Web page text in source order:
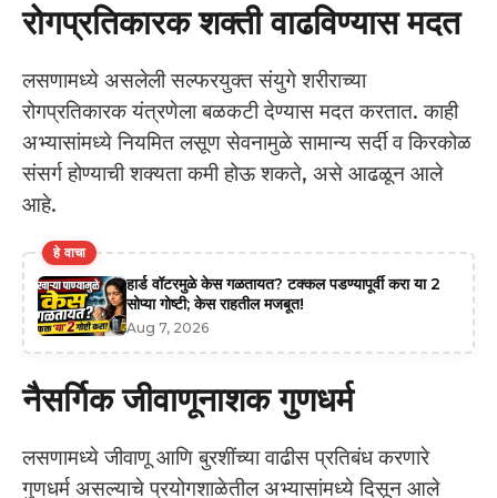
रोगप्रतिकारक शक्ती वाढविण्यास मदत
लसणामध्ये असलेली सल्फरयुक्त संयुगे शरीराच्या
रोगप्रतिकारक यंत्रणेला बळकटी देण्यास मदत करतात. काही
अभ्यासांमध्ये नियमित लसूण सेवनामुळे सामान्य सर्दी व किरकोळ
संसर्ग होण्याची शक्यता कमी होऊ शकते, असे आढळून आले
आहे.
हे वाचा
हार्ड वॉटरमुळे केस गळतायत? टक्कल पडण्यापूर्वी करा या 2
सोप्या गोष्टी; केस राहतील मजबूत!
Aug 7, 2026
नैसर्गिक जीवाणूनाशक गुणधर्म
लसणामध्ये जीवाणू आणि बुरशींच्या वाढीस प्रतिबंध करणारे
गुणधर्म असल्याचे प्रयोगशाळेतील अभ्यासांमध्ये दिसून आले